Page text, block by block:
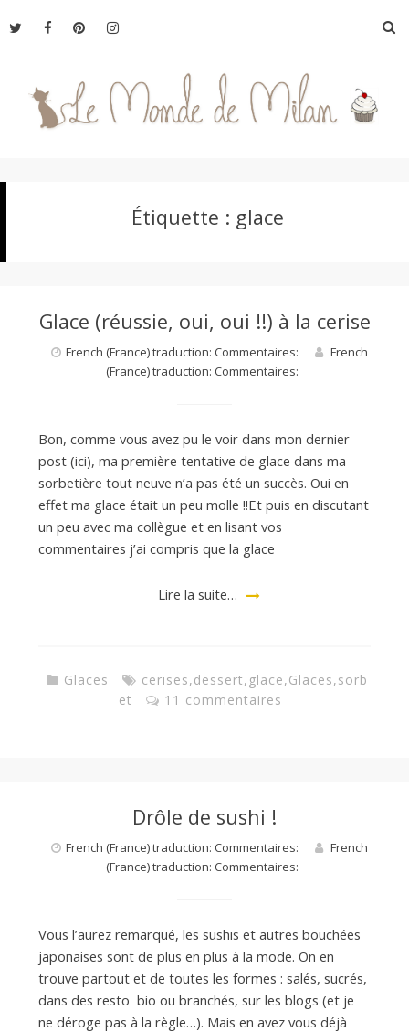
au
Étiquette : glace
Glace (réussie, oui, oui !!) à la cerise
French (France) traduction: Commentaires:
French
(France) traduction: Commentaires:
Bon, comme vous avez pu le voir dans mon dernier
post (ici), ma première tentative de glace dans ma
sorbetière tout neuve n’a pas été un succès. Oui en
effet ma glace était un peu molle !!Et puis en discutant
un peu avec ma collègue et en lisant vos
commentaires j’ai compris que la glace
Lire la suite…
Glaces cerises,dessert, glace,Glaces,sorb
et
11 commentaires
Drôle de sushi !
French (France) traduction: Commentaires:
French
(France) traduction: Commentaires:
Vous l’aurez remarqué, les sushis et autres bouchées
japonaises sont de plus en plus à la mode. On en
trouve partout et de toutes les formes : salés, sucrés,
dans des resto bio ou branchés, sur les blogs (et je
ne déroge pas à la règle…). Mais en avez vous déjà